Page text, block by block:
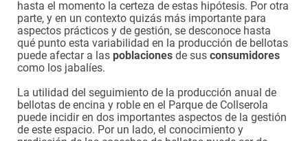
hasta el momento la certeza de estas hipótesis. Por otra
parte, y en un contexto quizás más importante para
aspectos prácticos y de gestión, se desconoce hasta
qué punto esta variabilidad en la producción de bellotas
puede afectar a las poblaciones de sus consumidores
como los jabalíes.
La utilidad del seguimiento de la producción anual de
bellotas de encina y roble en el Parque de Collserola
puede incidir en dos importantes aspectos de la gestión
de este espacio. Por un lado, el conocimiento y